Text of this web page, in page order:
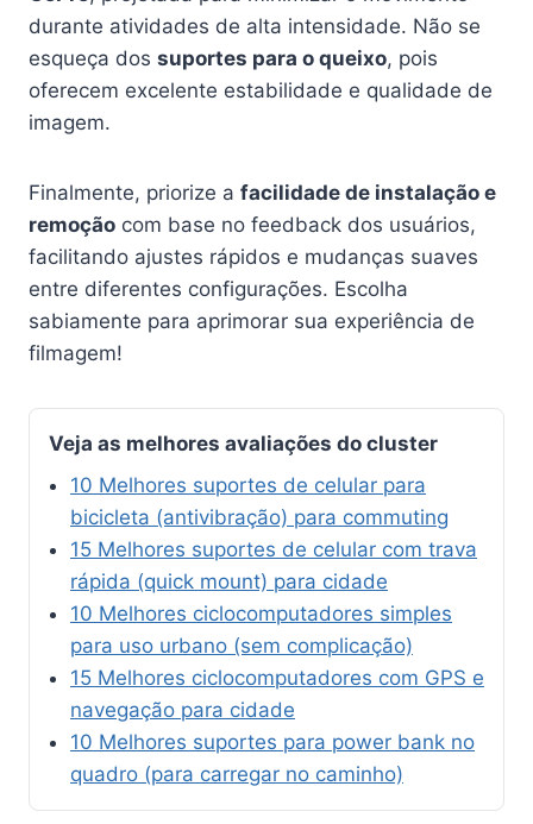
durante atividades de alta intensidade. Não se
esqueça dos suportes para o queixo, pois
oferecem excelente estabilidade e qualidade de
imagem.
Finalmente, priorize a facilidade de instalação e
remoção com base no feedback dos usuários,
facilitando ajustes rápidos e mudanças suaves
entre diferentes configurações. Escolha
sabiamente para aprimorar sua experiência de
filmagem!
Veja as melhores avaliações do cluster
10 Melhores suportes de celular para
bicicleta (antivibração) para commuting
15 Melhores suportes de celular com trava
rápida (quick mount) para cidade
10 Melhores ciclocomputadores simples
para uso urbano (sem complicação)
15 Melhores ciclocomputadores com GPS e
navegação para cidade
10 Melhores suportes para power bank no
quadro (para carregar no caminho)